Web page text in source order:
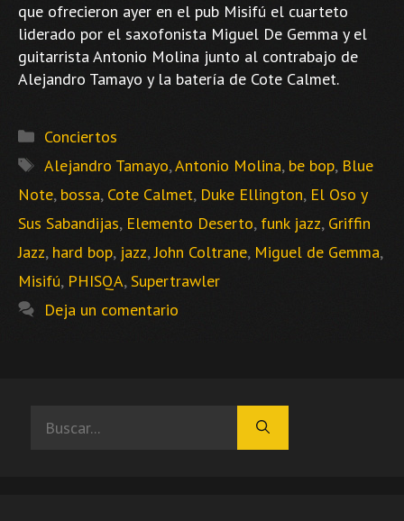
que ofrecieron ayer en el pub Misifú el cuarteto
liderado por el saxofonista Miguel De Gemma y el
guitarrista Antonio Molina junto al contrabajo de
Alejandro Tamayo y la batería de Cote Calmet.
Categorías
Conciertos
Etiquetas
Alejandro Tamayo,Antonio Molina, be bop, Blue
Note, bossa, Cote Calmet, Duke Ellington, El Oso y
Sus Sabandijas, Elemento Deserto, funk jazz, Griffin
Jazz, hard bop, jazz,John Coltrane, Miguel de Gemma,
Misifú, PHISQA,Supertrawler
Deja un comentario